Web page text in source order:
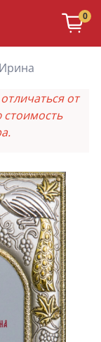
0
Ирина
от
стоимость